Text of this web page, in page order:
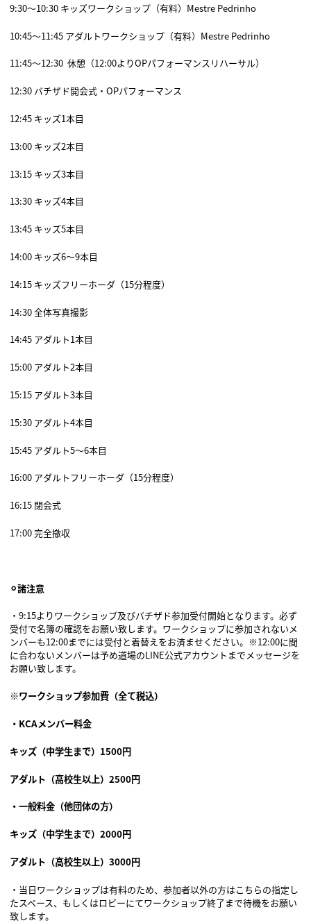
9:30～10:30 キッズワークショップ（有料）Mestre Pedrinho
10:45～11:45 アダルトワークショップ（有料）Mestre Pedrinho
11:45～12:30 休憩（12:00よりOPパフォーマンスリハーサル）
12:30 バチザド開会式・OPパフォーマンス
12:45 キッズ1本目
13:00 キッズ2本目
13:15 キッズ3本目
13:30 キッズ4本目
13:45 キッズ5本目
14:00 キッズ6～9本目
14:15 キッズフリーホーダ（15分程度）
14:30 全体写真撮影
14:45 アダルト1本目
15:00 アダルト2本目
15:15 アダルト3本目
15:30 アダルト4本目
15:45 アダルト5～6本目
16:00 アダルトフリーホーダ（15分程度）
16:15 閉会式
17:00 完全撤収
⚪︎諸注意
・9:15よりワークショップ及びバチザド参加受付開始となります。必ず
受付で名簿の確認をお願い致します。ワークショップに参加されないメ
ンバーも12:00までには受付と着替えをお済ませください。※12:00に間
に合わないメンバーは予め道場のLINE公式アカウントまでメッセージを
お願い致します。
※ワークショップ参加費（全て税込）
・KCAメンバー料金
キッズ（中学生まで）1500円
アダルト（高校生以上）2500円
・一般料金（他団体の方）
キッズ（中学生まで）2000円
アダルト（高校生以上）3000円
・当日ワークショップは有料のため、参加者以外の方はこちらの指定し
たスペース、もしくはロビーにてワークショップ終了まで待機をお願い
致します。